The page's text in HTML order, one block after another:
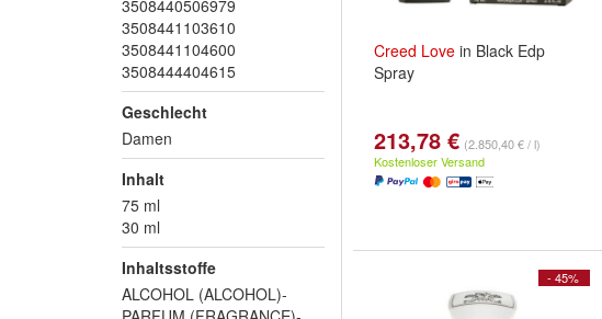
3508440506979
3508441103610
3508441104600
3508444404615
Geschlecht
Damen
Inhalt
75 ml
30 ml
Inhaltsstoffe
ALCOHOL (ALCOHOL)-
Creed Love in Black Edp
Spray
213,78 € (2.850,40 € / l)
Kostenloser Versand
- 45%